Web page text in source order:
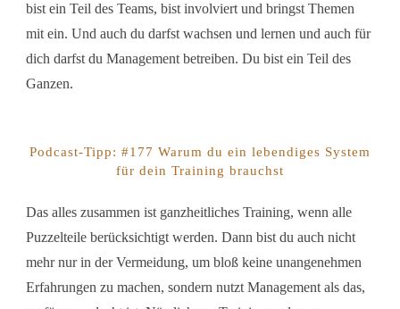
bist ein Teil des Teams, bist involviert und bringst Themen
mit ein. Und auch du darfst wachsen und lernen und auch für
dich darfst du Management betreiben. Du bist ein Teil des
Ganzen.
Podcast-Tipp: #177 Warum du ein lebendiges System
für dein Training brauchst
Das alles zusammen ist ganzheitliches Training, wenn alle
Puzzelteile berücksichtigt werden. Dann bist du auch nicht
mehr nur in der Vermeidung, um bloß keine unangenehmen
Erfahrungen zu machen, sondern nutzt Management als das,